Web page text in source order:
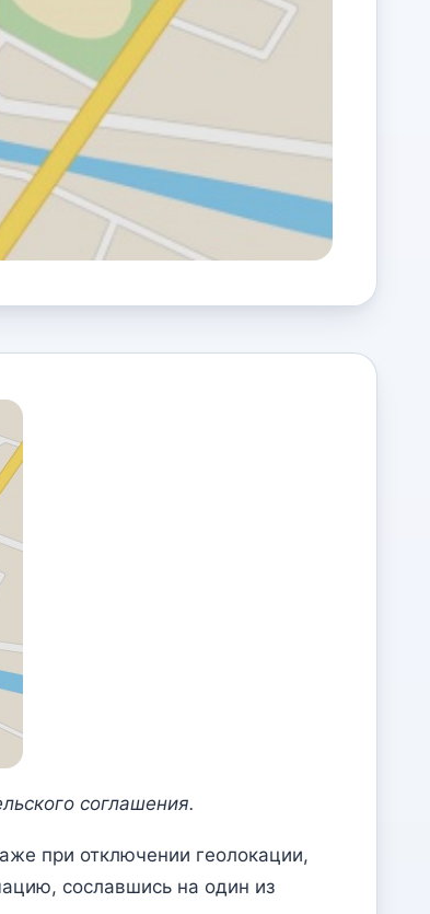
соглашения.
при отключении геолокации,
сославшись на один из